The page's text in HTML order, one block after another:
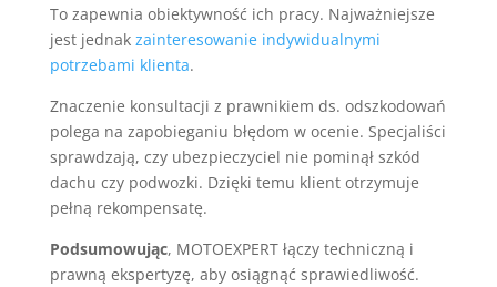
To zapewnia obiektywność ich pracy. Najważniejsze
jest jednak zainteresowanie indywidualnymi
potrzebami klienta.
Znaczenie konsultacji z prawnikiem ds. odszkodowań
polega na zapobieganiu błędom w ocenie. Specjaliści
sprawdzają, czy ubezpieczyciel nie pominął szkód
dachu czy podwozki. Dzięki temu klient otrzymuje
pełną rekompensatę.
Podsumowując, MOTOEXPERT łączy techniczną i
prawną ekspertyzę, aby osiągnąć sprawiedliwość.